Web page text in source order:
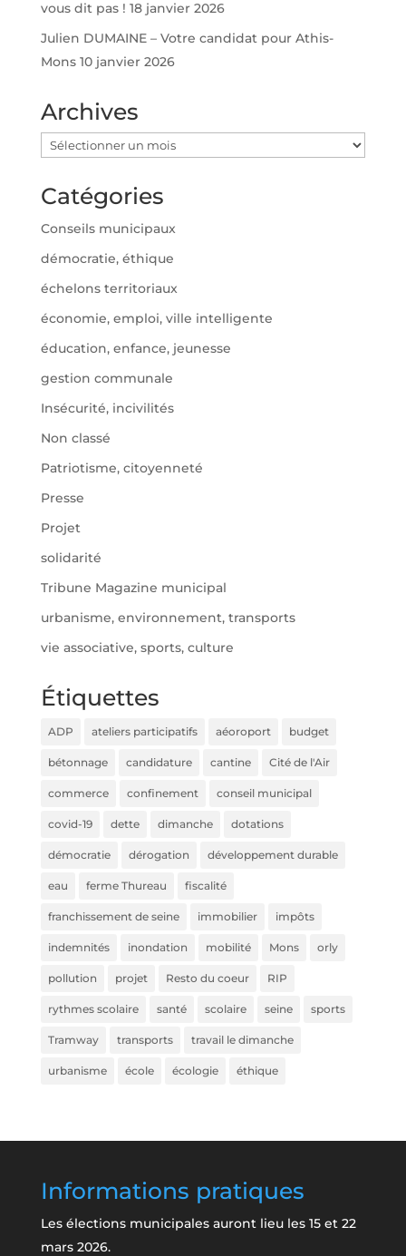
vous dit pas ! 18 janvier 2026
Julien DUMAINE – Votre candidat pour Athis-
Mons 10 janvier 2026
Archives
Archives
Catégories
Conseils municipaux
démocratie, éthique
échelons territoriaux
économie, emploi, ville intelligente
éducation, enfance, jeunesse
gestion communale
Insécurité, incivilités
Non classé
Patriotisme, citoyenneté
Presse
Projet
solidarité
Tribune Magazine municipal
urbanisme, environnement, transports
vie associative, sports, culture
Étiquettes
ADP ateliers participatifs aéoroport budget
bétonnage candidature cantine Cité de l'Air
commerce confinement conseil municipal
covid-19 dette dimanche dotations
démocratie dérogation développement durable
eau ferme Thureau fiscalité
franchissement de seine immobilier impôts
indemnités inondation mobilité Mons orly
pollution projet Resto du coeur RIP
rythmes scolaire santé scolaire seine sports
Tramway transports travail le dimanche
urbanisme école écologie éthique
Informations pratiques
Les élections municipales auront lieu les 15 et 22
mars 2026.